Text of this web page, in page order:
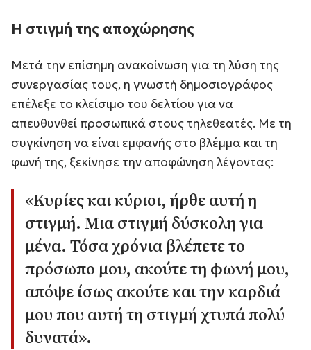
Η στιγμή της αποχώρησης
Μετά την επίσημη ανακοίνωση για τη λύση της
συνεργασίας τους, η γνωστή δημοσιογράφος
επέλεξε το κλείσιμο του δελτίου για να
απευθυνθεί προσωπικά στους τηλεθεατές. Με τη
συγκίνηση να είναι εμφανής στο βλέμμα και τη
φωνή της, ξεκίνησε την αποφώνηση λέγοντας:
«Κυρίες και κύριοι, ήρθε αυτή η
στιγμή. Μια στιγμή δύσκολη για
μένα. Τόσα χρόνια βλέπετε το
πρόσωπο μου, ακούτε τη φωνή μου,
απόψε ίσως ακούτε και την καρδιά
μου που αυτή τη στιγμή χτυπά πολύ
δυνατά».